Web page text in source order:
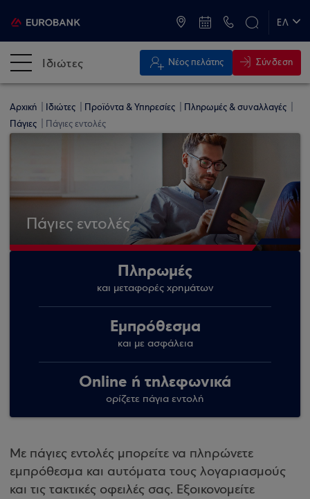
ΕΛ
Ιδιώτες Νέος πελάτης Σύνδεση
Αρχική Ιδιώτες Προϊόντα & Υπηρεσίες
Πληρωμές & συναλλαγές
Πάγιες
Πάγιες εντολές
Πάγιες εντολές
Πληρωμές
και μεταφορές χρημάτων
Εμπρόθεσμα
και με ασφάλεια
Online ή τηλεφωνικά
ορίζετε πάγια εντολή
Με πάγιες εντολές μπορείτε να πληρώνετε
εμπρόθεσμα και αυτόματα τους λογαριασμούς
και τις τακτικές οφειλές σας. Εξοικονομείτε